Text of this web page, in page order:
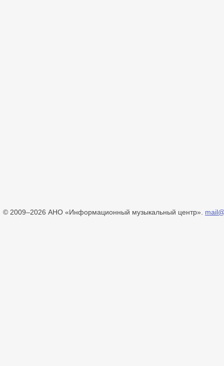
© 2009–2026 АНО «Информационный музыкальный центр».